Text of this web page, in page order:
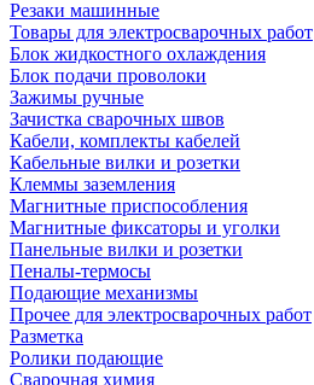
Резаки машинные
Товары для электросварочных работ
Блок жидкостного охлаждения
Блок подачи проволоки
Зажимы ручные
Зачистка сварочных швов
Кабели, комплекты кабелей
Кабельные вилки и розетки
Клеммы заземления
Магнитные приспособления
Магнитные фиксаторы и уголки
Панельные вилки и розетки
Пеналы-термосы
Подающие механизмы
Прочее для электросварочных работ
Разметка
Ролики подающие
Сварочная химия